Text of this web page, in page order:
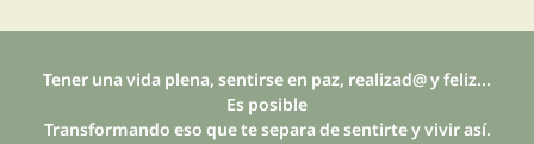
Tener una vida plena, sentirse en paz, realizad@ y feliz...
Es posible
Transformando eso que te separa de sentirte y vivir así.